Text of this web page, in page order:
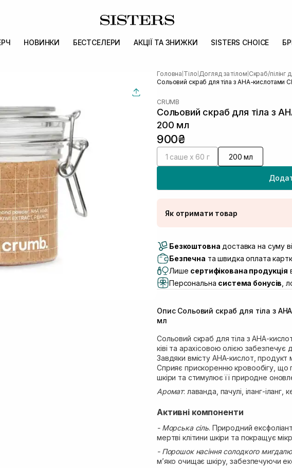
НОВИНКИ БЕСТСЕЛЕРИ АКЦІЇ ТА ЗНИЖКИ SISTERS CHOICE
Головна Тіло Догляд за тілом Скраб/пілінг
Сольовий скраб для тіла з AHA-кислотами
CRUMB
Сольовий скраб для тіла з
200 мл
900₴
1 саше х 60 г 200 мл
Як отримати товар
Самовивіз м. Луцьк, вул.
Самовивіз м. Львів, вул.
(Duck’s Lake)
Самовивіз м. Львів, вул. Івана
Самовивіз м. Львів, вул.
Самовивіз м. Рівне, вул. Кулика
Безкоштовна доставка на суму
Безпечна та швидка оплата
Лише сертифікована продукція
Персональна система бонусів ,
Опис Сольовий скраб для тіла з
мл
Сольовий скраб для тіла з AHA-
ківі та арахісовою олією
Завдяки вмісту AHA-кислот, продукт
Сприяє прискоренню кровообігу, що
шкіри та стимулює її природне
Аромат: лаванда, пачулі, іланг-іланг,
Активні компоненти
- Морська сіль. Природний
мертві клітини шкіри та покращує
- Порошок насіння солодкого
м’яко очищає шкіру, забезпечуючи